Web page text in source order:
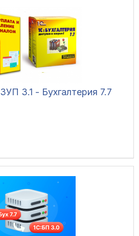
3.1 - Бухгалтерия 7.7